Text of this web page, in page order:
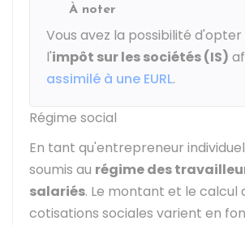
À noter
Vous avez la possibilité
l'impôt sur les sociétés (IS)
assimilé à une EURL.
Régime social
En tant qu'entrepreneur
soumis au régime des
salariés. Le montant et le calcul
cotisations sociales varient en